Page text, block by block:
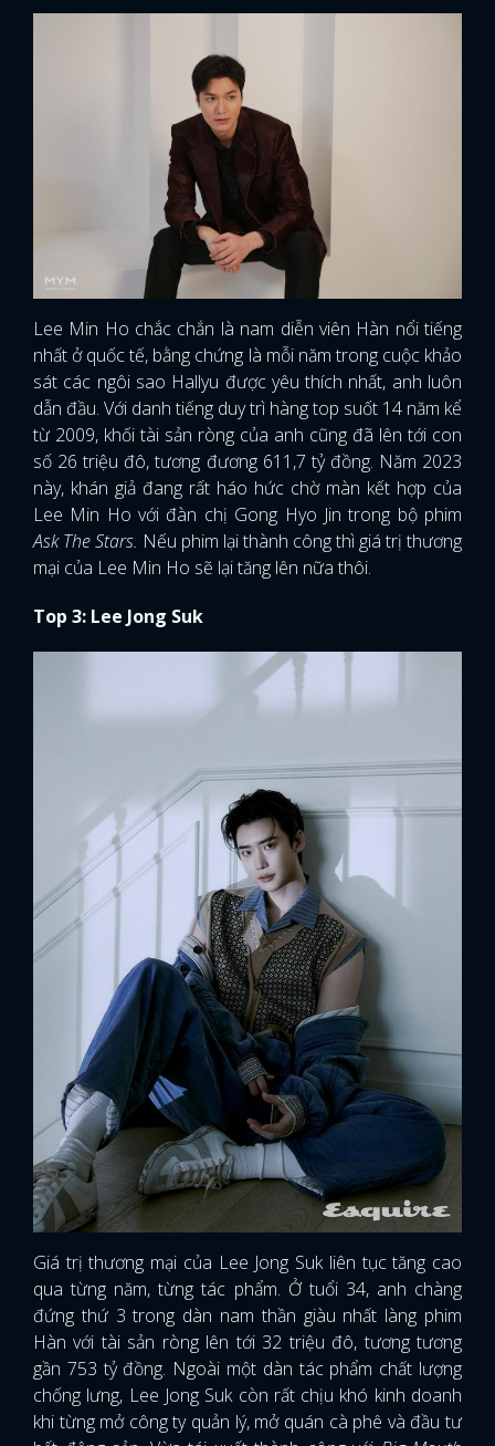
Lee Min Ho chắc chắn là nam diễn viên Hàn nổi tiếng
nhất ở quốc tế, bằng chứng là mỗi năm trong cuộc khảo
sát các ngôi sao Hallyu được yêu thích nhất, anh luôn
dẫn đầu. Với danh tiếng duy trì hàng top suốt 14 năm kể
từ 2009, khối tài sản ròng của anh cũng đã lên tới con
số 26 triệu đô, tương đương 611,7 tỷ đồng. Năm 2023
này, khán giả đang rất háo hức chờ màn kết hợp của
Lee Min Ho với đàn chị Gong Hyo Jin trong bộ phim
Ask The Stars. Nếu phim lại thành công thì giá trị thương
mại của Lee Min Ho sẽ lại tăng lên nữa thôi.
Top 3: Lee Jong Suk
Giá trị thương mại của Lee Jong Suk liên tục tăng cao
qua từng năm, từng tác phẩm. Ở tuổi 34, anh chàng
đứng thứ 3 trong dàn nam thần giàu nhất làng phim
Hàn với tài sản ròng lên tới 32 triệu đô, tương tương
gần 753 tỷ đồng. Ngoài một dàn tác phẩm chất lượng
chống lưng, Lee Jong Suk còn rất chịu khó kinh doanh
khi từng mở công ty quản lý, mở quán cà phê và đầu tư